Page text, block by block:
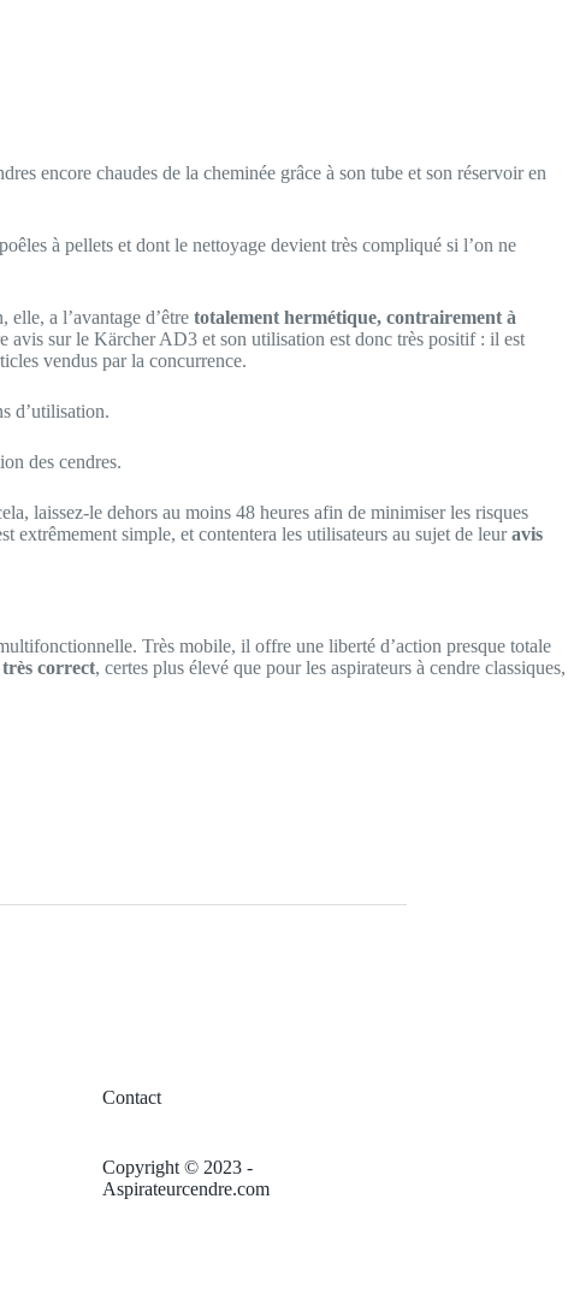
encore chaudes de la cheminée grâce à son tube et son réservoir en
à pellets et dont le nettoyage devient très compliqué si l’on ne
a l’avantage d’être totalement hermétique, contrairement à
avis sur le Kärcher AD3 et son utilisation est donc très positif : il est
vendus par la concurrence.
d’utilisation.
des cendres.
laissez-le dehors au moins 48 heures afin de minimiser les risques
simple, et contentera les utilisateurs au sujet de leuravis
Très mobile, il offre une liberté d’action presque totale
correct, certes plus élevé que pour les aspirateurs à cendre classiques,
Contact
Copyright © 2023 -
Aspirateurcendre.com